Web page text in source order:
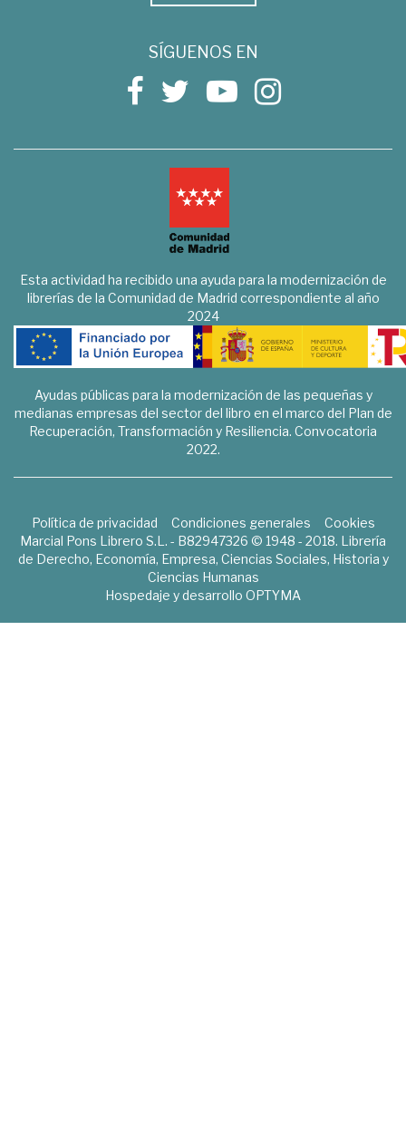
SÍGUENOS EN
Esta actividad ha recibido una ayuda para la modernización de
librerías de la Comunidad de Madrid correspondiente al año
2024
Ayudas públicas para la modernización de las pequeñas y
medianas empresas del sector del libro en el marco del Plan de
Recuperación, Transformación y Resiliencia. Convocatoria
2022.
Política de privacidad Condiciones generales
Cookies
Marcial Pons Librero S.L. - B82947326 © 1948 - 2018. Librería
de Derecho, Economía, Empresa, Ciencias Sociales, Historia y
Ciencias Humanas
Hospedaje y desarrollo OPTYMA